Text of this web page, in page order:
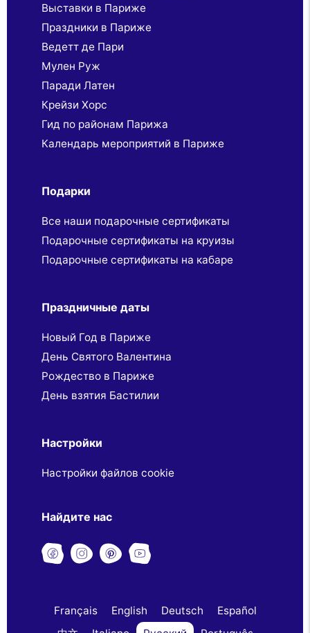
Выставки в Париже
Праздники в Париже
Ведетт де Пари
Мулен Руж
Паради Латен
Крейзи Хорс
Гид по районам Парижа
Календарь мероприятий в Париже
Подарки
Все наши подарочные сертификаты
Подарочные сертификаты на круизы
Подарочные сертификаты на кабаре
Праздничные даты
Новый Год в Париже
День Святого Валентина
Рождество в Париже
День взятия Бастилии
Настройки
Настройки файлов cookie
Найдите нас
Français English Deutsch
Español